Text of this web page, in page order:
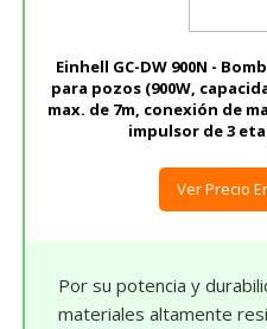
Einhell GC-DW 900N -
para pozos (900W,
max. de 7m, conexión de
impulsor de 3
Ver Precio
Por su potencia y
materiales altamente